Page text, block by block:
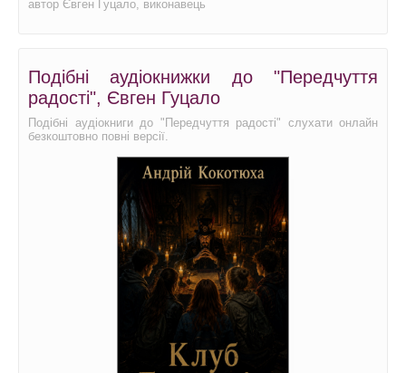
автор Євген Гуцало, виконавець
Подібні аудіокнижки до "Передчуття
радості", Євген Гуцало
Подібні аудіокниги до "Передчуття радості" слухати онлайн
безкоштовно повні версії.